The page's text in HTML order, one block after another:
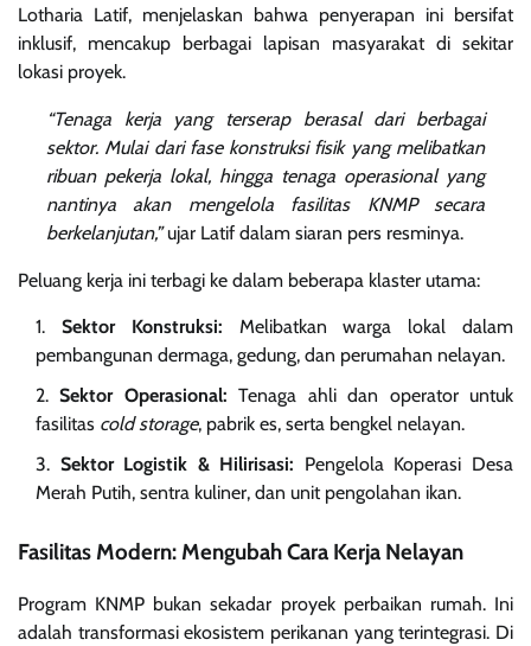
Lotharia Latif, menjelaskan bahwa penyerapan ini bersifat
inklusif, mencakup berbagai lapisan masyarakat di sekitar
lokasi proyek.
“Tenaga kerja yang terserap berasal dari berbagai
sektor. Mulai dari fase konstruksi fisik yang melibatkan
ribuan pekerja lokal, hingga tenaga operasional yang
nantinya akan mengelola fasilitas KNMP secara
berkelanjutan,”ujar Latif dalam siaran pers resminya.
Peluang kerja ini terbagi ke dalam beberapa klaster utama:
Sektor Konstruksi: Melibatkan warga lokal dalam
pembangunan dermaga, gedung, dan perumahan nelayan.
Sektor Operasional: Tenaga ahli dan operator untuk
fasilitas cold storage, pabrik es, serta bengkel nelayan.
Sektor Logistik & Hilirisasi: Pengelola Koperasi Desa
Merah Putih, sentra kuliner, dan unit pengolahan ikan.
Fasilitas Modern: Mengubah Cara Kerja Nelayan
Program KNMP bukan sekadar proyek perbaikan rumah. Ini
adalah transformasi ekosistem perikanan yang terintegrasi. Di